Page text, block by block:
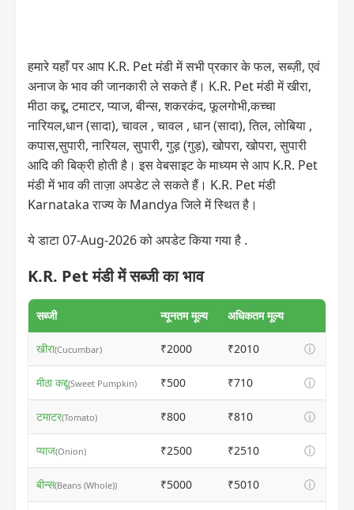
हमारे यहाँ पर आप K.R. Pet मंडी में सभी प्रकार के फल, सब्ज़ी, एवं
अनाज के भाव की जानकारी ले सकते हैं। K.R. Pet मंडी में खीरा,
मीठा कद्दू, टमाटर, प्याज, बीन्स, शकरकंद, फूलगोभी,कच्चा
नारियल,धान (सादा), चावल , चावल , धान (सादा), तिल, लोबिया ,
कपास,सुपारी, नारियल, सुपारी, गुड़ (गुड़), खोपरा, खोपरा, सुपारी
आदि की बिक्री होती है। इस वेबसाइट के माध्यम से आप K.R. Pet
मंडी में भाव की ताज़ा अपडेट ले सकते हैं। K.R. Pet मंडी
Karnataka राज्य के Mandya जिले में स्थित है।
ये डाटा 07-Aug-2026 को अपडेट किया गया है .
K.R. Pet मंडी में सब्जी का भाव
सब्जी न्यूनतम मूल्य अधिकतम मूल्य
खीरा(Cucumbar) ₹2000 ₹2010 ⓘ
मीठा कद्दू(Sweet Pumpkin) ₹500 ₹710 ⓘ
टमाटर(Tomato) ₹800 ₹810 ⓘ
प्याज(Onion) ₹2500 ₹2510 ⓘ
बीन्स(Beans (Whole)) ₹5000 ₹5010 ⓘ